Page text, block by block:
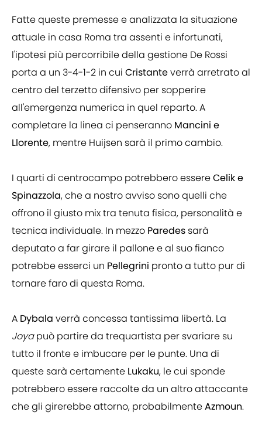
Fatte queste premesse e analizzata la situazione
attuale in casa Roma tra assenti e infortunati,
l'ipotesi più percorribile della gestione De Rossi
porta a un 3-4-1-2 in cui Cristanteverrà arretrato al
centro del terzetto difensivo per sopperire
all'emergenza numerica in quel reparto. A
completare la linea ci penseranno Mancini e
Llorente, mentre Huijsen sarà il primo cambio.
I quarti di centrocampo potrebbero essereCelik e
Spinazzola, che a nostro avviso sono quelli che
offrono il giusto mix tra tenuta fisica, personalità e
tecnica individuale. In mezzo Paredes sarà
deputato a far girare il pallone e al suo fianco
potrebbe esserci un Pellegrini pronto a tutto pur di
tornare faro di questa Roma.
A Dybala verrà concessa tantissima libertà. La
Joyapuò partire da trequartista per svariare su
tutto il fronte e imbucare per le punte. Una di
queste sarà certamente Lukaku, le cui sponde
potrebbero essere raccolte da un altro attaccante
che gli girerebbe attorno, probabilmenteAzmoun.